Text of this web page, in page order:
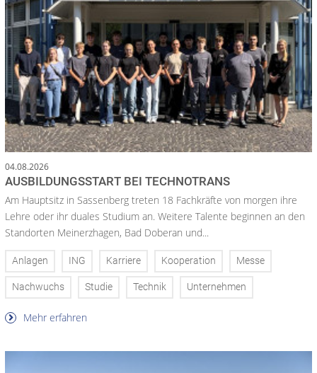
04.08.2026
AUSBILDUNGSSTART BEI TECHNOTRANS
Am Hauptsitz in Sassenberg treten 18 Fachkräfte von morgen ihre
Lehre oder ihr duales Studium an. Weitere Talente beginnen an den
Standorten Meinerzhagen, Bad Doberan und...
Anlagen ING Karriere Kooperation Messe
Nachwuchs Studie Technik Unternehmen
Mehr erfahren